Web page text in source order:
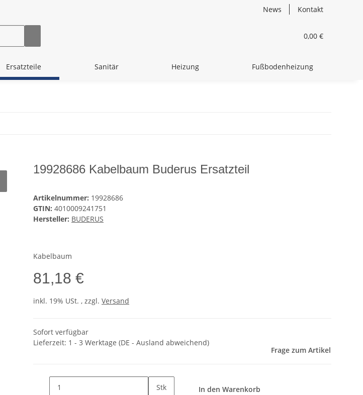
News Kontakt
0,00 €
Ersatzteile Sanitär Heizung Fußbodenheizung
19928686 Kabelbaum Buderus Ersatzteil
Artikelnummer: 19928686
GTIN: 4010009241751
Hersteller: BUDERUS
Kabelbaum
81,18 €
inkl. 19% USt. , zzgl. Versand
Sofort verfügbar
Lieferzeit: 1 - 3 Werktage (DE - Ausland abweichend)
Frage zum Artikel
Stk In den Warenkorb